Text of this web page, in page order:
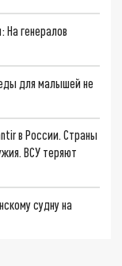
генералов
для малышей не
в России. Страны
ВСУ теряют
судну на